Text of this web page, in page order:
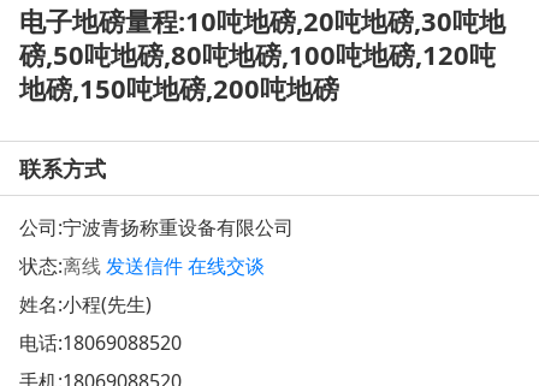
电子地磅量程:10吨地磅,20吨地磅,30吨地
磅,50吨地磅,80吨地磅,100吨地磅,120吨
地磅,150吨地磅,200吨地磅
联系方式
公司:宁波青扬称重设备有限公司
状态:离线发送信件在线交谈
姓名:小程(先生)
电话:18069088520